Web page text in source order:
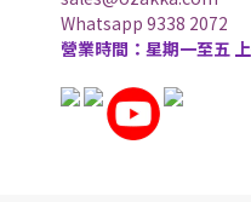
Whatsapp 9338 2072
營業時間：星期一至五